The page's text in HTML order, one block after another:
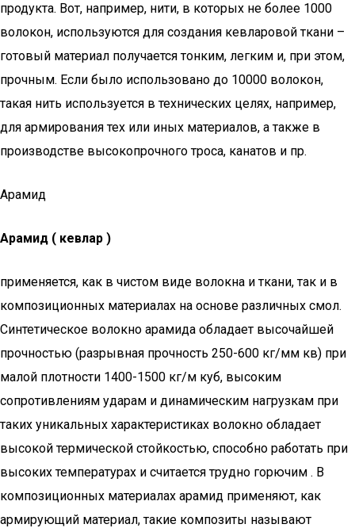
продукта. Вот, например, нити, в которых не более 1000
волокон, используются для создания кевларовой ткани –
готовый материал получается тонким, легким и, при этом,
прочным. Если было использовано до 10000 волокон,
такая нить используется в технических целях, например,
для армирования тех или иных материалов, а также в
производстве высокопрочного троса, канатов и пр.
Арамид
Арамид ( кевлар )
применяется, как в чистом виде волокна и ткани, так и в
композиционных материалах на основе различных смол.
Синтетическое волокно арамида обладает высочайшей
прочностью (разрывная прочность 250-600 кг/мм кв) при
малой плотности 1400-1500 кг/м куб, высоким
сопротивлениям ударам и динамическим нагрузкам при
таких уникальных характеристиках волокно обладает
высокой термической стойкостью, способно работать при
высоких температурах и считается трудно горючим . В
композиционных материалах арамид применяют, как
армирующий материал, такие композиты называют